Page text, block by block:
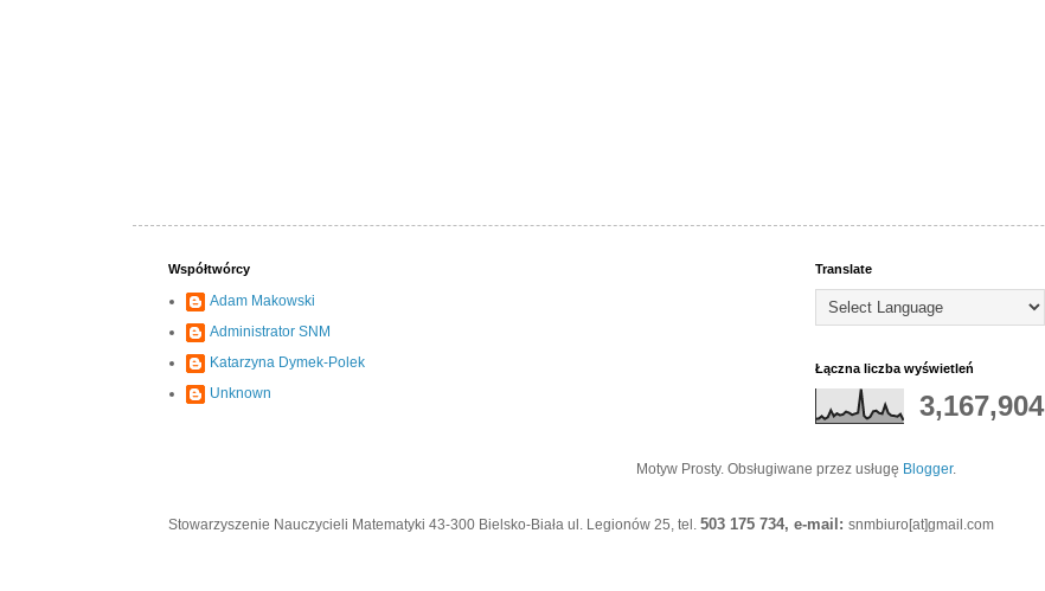
Współtwórcy
Adam Makowski
Administrator SNM
Katarzyna Dymek-Polek
Unknown
Translate
Łączna liczba wyświetleń
3,167,904
Motyw Prosty. Obsługiwane przez usługę Blogger.
Stowarzyszenie Nauczycieli Matematyki 43-300 Bielsko-Biała ul. Legionów 25, tel. 503 175 734, e-mail: snmbiuro[at]gmail.com